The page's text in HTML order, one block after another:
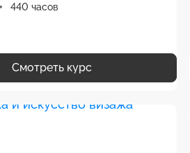
440 часов
Смотреть курс